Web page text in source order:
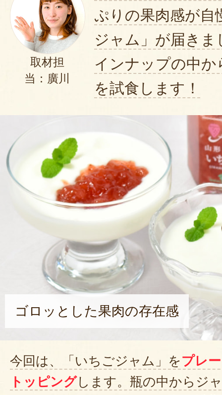
取材担
当：廣川
ぷりの果肉感が自
ジャム」が届き
インナップの中か
を試食します！
ゴロッとした果肉の存在感
今回は、「いちごジャム」をプレ
トッピングします。瓶の中からジ